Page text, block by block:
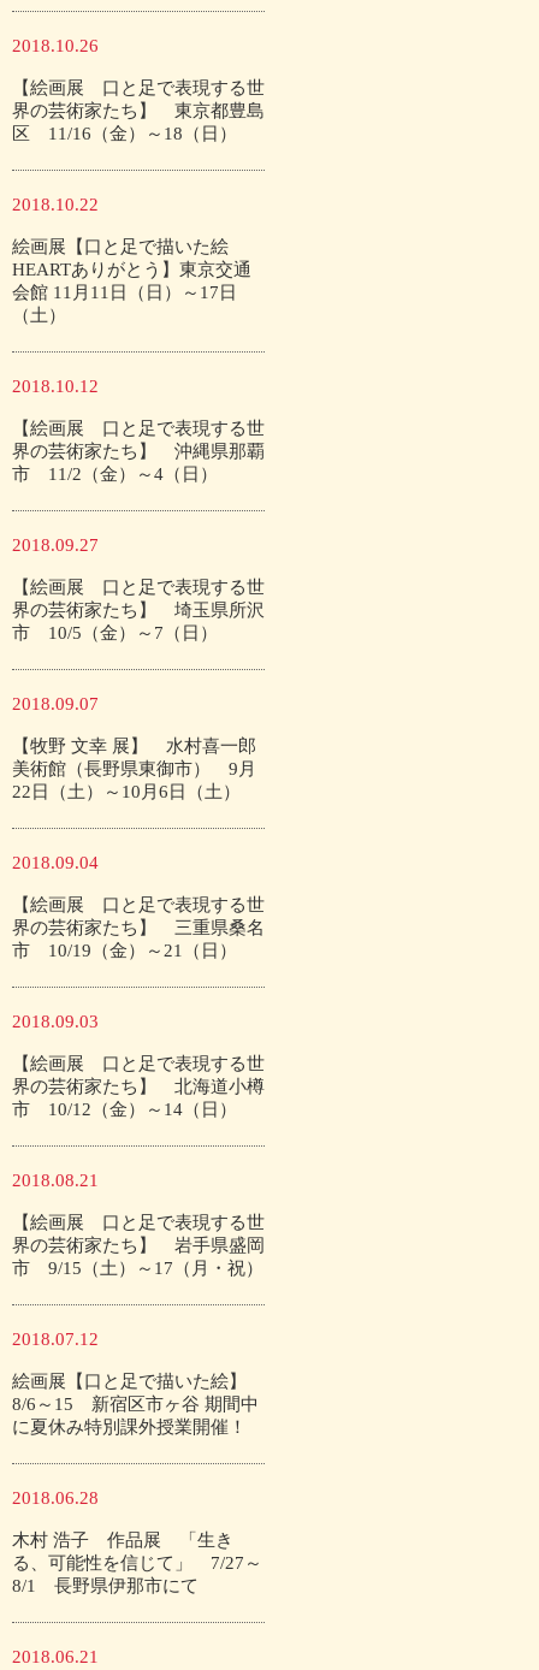
2018.10.26
【絵画展 口と足で表現する世
界の芸術家たち】 東京都豊島
区 11/16（金）～18（日）
2018.10.22
絵画展【口と足で描いた絵
HEARTありがとう】東京交通
会館 11月11日（日）～17日
（土）
2018.10.12
【絵画展 口と足で表現する世
界の芸術家たち】 沖縄県那覇
市 11/2（金）～4（日）
2018.09.27
【絵画展 口と足で表現する世
界の芸術家たち】 埼玉県所沢
市 10/5（金）～7（日）
2018.09.07
【牧野 文幸 展】 水村喜一郎
美術館（長野県東御市） 9月
22日（土）～10月6日（土）
2018.09.04
【絵画展 口と足で表現する世
界の芸術家たち】 三重県桑名
市 10/19（金）～21（日）
2018.09.03
【絵画展 口と足で表現する世
界の芸術家たち】 北海道小樽
市 10/12（金）～14（日）
2018.08.21
【絵画展 口と足で表現する世
界の芸術家たち】 岩手県盛岡
市 9/15（土）～17（月・祝）
2018.07.12
絵画展【口と足で描いた絵】
8/6～15 新宿区市ヶ谷 期間中
に夏休み特別課外授業開催！
2018.06.28
木村 浩子 作品展 「生き
る、可能性を信じて」 7/27～
8/1 長野県伊那市にて
2018.06.21